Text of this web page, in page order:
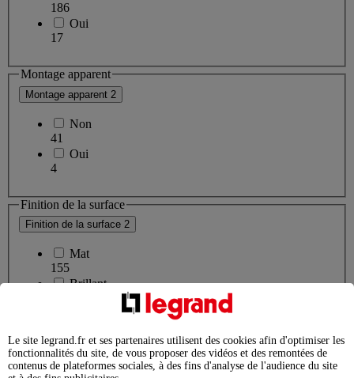
186
Oui
17
Montage apparent
Montage apparent 2
Non
41
Oui
4
Finition de la surface
Finition de la surface 2
Mat
155
Brillant
Nombre de modules (construction modulaire)
Nombre de modules (construction modulaire)6
Le site legrand.fr et ses partenaires utilisent des cookies afin d'optimiser les
fonctionnalités du site, de vous proposer des vidéos et des remontées de
contenus de plateformes sociales, à des fins d'analyse de l'audience du site